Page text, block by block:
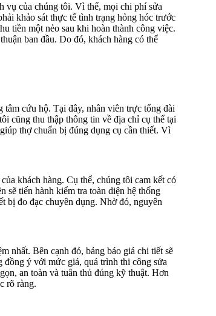
vụ của chúng tôi. Vì thế, mọi chi phí sửa
khảo sát thực tế tình trạng hỏng hóc trước
tiền một nẻo sau khi hoàn thành công việc.
ban đầu. Do đó, khách hàng có thể
cứu hộ. Tại đây, nhân viên trực tổng đài
cũng thu thập thông tin về địa chỉ cụ thể tại
thợ chuẩn bị đúng dụng cụ cần thiết. Vì
khách hàng. Cụ thể, chúng tôi cam kết có
sẽ tiến hành kiểm tra toàn diện hệ thống
bị đo đạc chuyên dụng. Nhờ đó, nguyên
nhất. Bên cạnh đó, bảng báo giá chi tiết sẽ
đồng ý với mức giá, quá trình thi công sửa
an toàn và tuân thủ đúng kỹ thuật. Hơn
rõ ràng.